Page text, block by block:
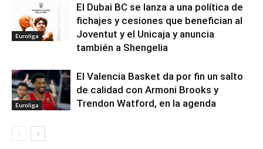
Euroliga
El Dubai BC se lanza a una política de
fichajes y cesiones que benefician al
Joventut y el Unicaja y anuncia
también a Shengelia
Euroliga
El Valencia Basket da por fin un salto
de calidad con Armoni Brooks y
Trendon Watford, en la agenda